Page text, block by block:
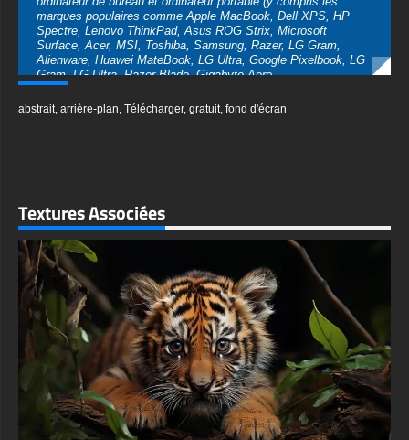
-Fond d'écran de chat mignon HD 4K ULTRA HD pour appareil
mobile (iPhones, smartphones Android de Samsung Galaxy,
Samsung, Apple, Huawei, Xiaomi, Oppo, Vivo, Motorola,
Lenovo, LG, Google Pixel, Sony, Nokia, OnePlus, Realme,
HTC, Honor, Asus, BlackBerry et ZTE.
-Fond d'écran de chat mignon HD 4K ULTRA HD pour Smart
TV et appareil de streaming Amazon, Fire TV, Android TV, LG
WebOS, Roku TV, Google TV, Horizon TV, Firefox OS pour TV,
variété de tailles pour répondre à vos besoins, y compris le
superbe UHD 4K original (3840x2160 px), des options haute
pour les téléphones.
textures-3d-gratuiteshd.com
abstrait,arrière-plan,Télécharger ,gratuit ,fond d'écran